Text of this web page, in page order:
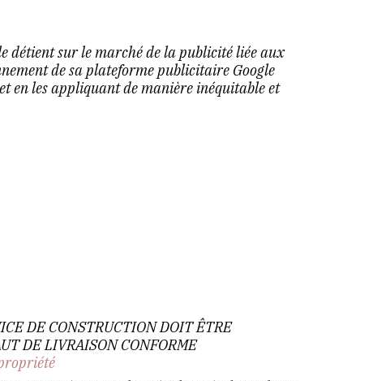
détient sur le marché de la publicité liée aux
de sa plateforme publicitaire Google
en les appliquant de manière inéquitable et
DE CONSTRUCTION DOIT ÊTRE
DE LIVRAISON CONFORME